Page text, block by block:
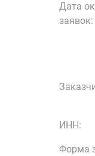
Дата
заявок:
ИНН:
Форма